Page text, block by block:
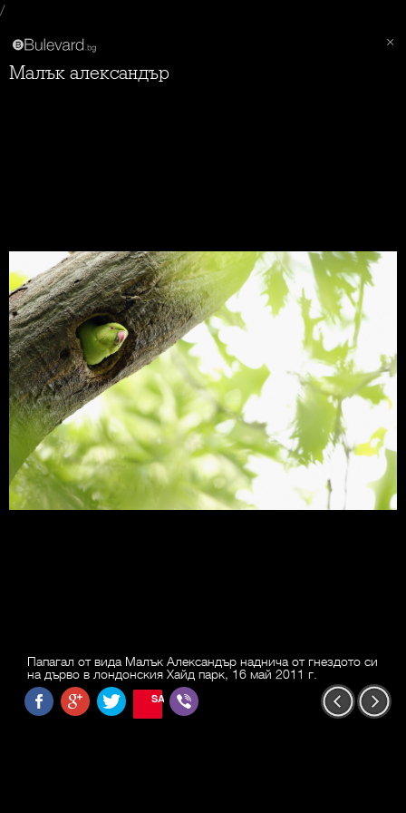
/
Малък александър
Папагал от вида Малък Александър наднича от гнездото си
на дърво в лондонския Хайд парк, 16 май 2011 г.
SAVE